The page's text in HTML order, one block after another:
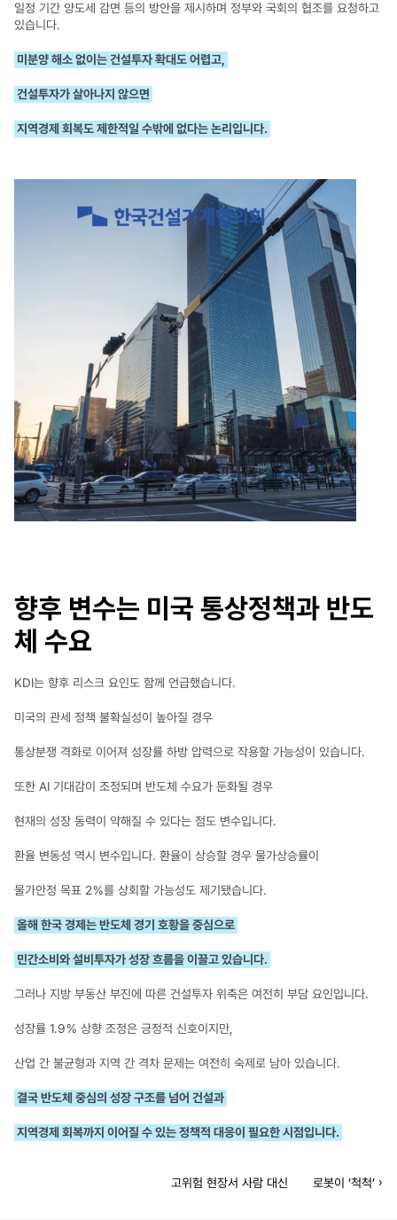
일정 기간 양도세 감면 등의 방안을 제시하며 정부와 국회의 협조를 요청하고
있습니다.
미분양 해소 없이는 건설투자 확대도 어렵고,
건설투자가 살아나지 않으면
지역경제 회복도 제한적일 수밖에 없다는 논리입니다.
향후 변수는 미국 통상정책과 반도
체 수요
KDI는 향후 리스크 요인도 함께 언급했습니다.
미국의 관세 정책 불확실성이 높아질 경우
통상분쟁 격화로 이어져 성장률 하방 압력으로 작용할 가능성이 있습니다.
또한 AI 기대감이 조정되며 반도체 수요가 둔화될 경우
현재의 성장 동력이 약해질 수 있다는 점도 변수입니다.​
환율 변동성 역시 변수입니다. 환율이 상승할 경우 물가상승률이
물가안정 목표 2％를 상회할 가능성도 제기됐습니다.
올해 한국 경제는 반도체 경기 호황을 중심으로
민간소비와 설비투자가 성장 흐름을 이끌고 있습니다.
그러나 지방 부동산 부진에 따른 건설투자 위축은 여전히 부담 요인입니다.
성장률 1.9％ 상향 조정은 긍정적 신호이지만,
산업 간 불균형과 지역 간 격차 문제는 여전히 숙제로 남아 있습니다.
결국 반도체 중심의 성장 구조를 넘어 건설과
지역경제 회복까지 이어질 수 있는 정책적 대응이 필요한 시점입니다.
고위험 현장서 사람 대신       로봇이 ‘척척’ ›